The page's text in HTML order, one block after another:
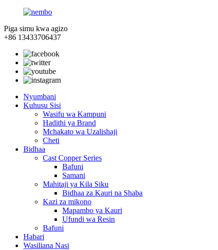
Piga simu kwa agizo
+86 13433706437
Nyumbani
Kuhusu Sisi
Wasifu wa Kampuni
Hadithi ya Brand
Mchakato wa Uzalishaji
Cheti
Bidhaa
Cast Copper Series
Bafuni
Samani
Mahitaji ya Kila Siku
Bidhaa za Kauri na Shaba
Kazi za mikono
Mapambo ya Kauri
Ufundi wa Resin
Bafuni
Habari
Wasiliana Nasi